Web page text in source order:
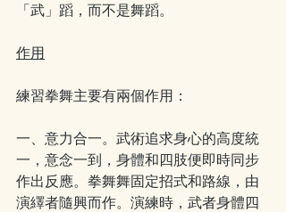
「武」蹈，而不是舞蹈。
作用
練習拳舞主要有兩個作用：
一、意力合一。武術追求身心的高度統
一，意念一到，身體和四肢便即時同步
作出反應。拳舞舞固定招式和路線，由
演繹者隨興而作。演練時，武者身體四